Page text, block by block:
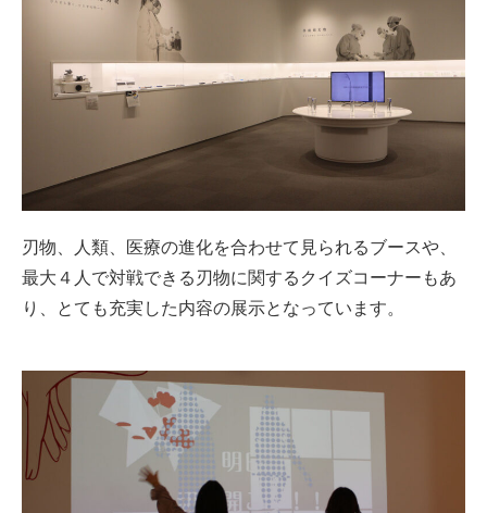
刃物、人類、医療の進化を合わせて見られるブースや、
最大４人で対戦できる刃物に関するクイズコーナーもあ
り、とても充実した内容の展示となっています。